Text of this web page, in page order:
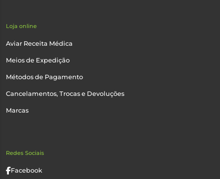
Loja online
Aviar Receita Médica
Meios de Expedição
Métodos de Pagamento
Cancelamentos, Trocas e Devoluções
Marcas
Redes Sociais
Facebook